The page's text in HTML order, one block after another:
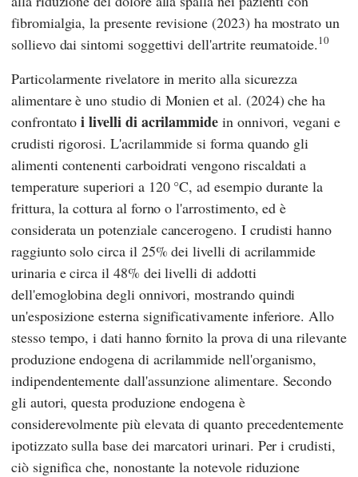
fibromialgia, la presente revisione (2023) ha mostrato un
sollievo dai sintomi soggettivi dell'artrite reumatoide.10
Particolarmente rivelatore in merito alla sicurezza
alimentare è uno studio di Monien et al. (2024) che ha
confrontatoi livelli di acrilammide in onnivori, vegani e
crudisti rigorosi. L'acrilammide si forma quando gli
alimenti contenenti carboidrati vengono riscaldati a
temperature superiori a 120 °C, ad esempio durante la
frittura, la cottura al forno o l'arrostimento, ed è
considerata un potenziale cancerogeno. I crudisti hanno
raggiunto solo circa il 25% dei livelli di acrilammide
urinaria e circa il 48% dei livelli di addotti
dell'emoglobina degli onnivori, mostrando quindi
un'esposizione esterna significativamente inferiore. Allo
stesso tempo, i dati hanno fornito la prova di una rilevante
produzione endogena di acrilammide nell'organismo,
indipendentemente dall'assunzione alimentare. Secondo
gli autori, questa produzione endogena è
considerevolmente più elevata di quanto precedentemente
ipotizzato sulla base dei marcatori urinari. Per i crudisti,
ciò significa che, nonostante la notevole riduzione